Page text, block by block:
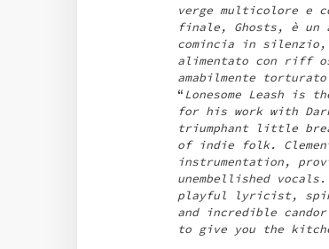
verge multicolore e
finale, Ghosts, è un
comincia in
alimentato con riff
amabilmente
“Lonesome Leash is
for his work with
triumphant little
of indie folk.
instrumentation,
unembellished
playful lyricist,
and incredible
to give you the